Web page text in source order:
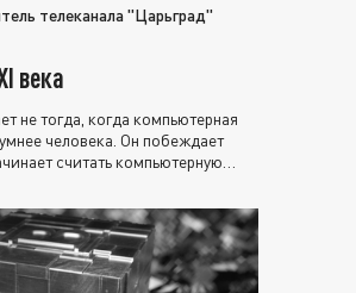
телеканала "Царьград"
века
не тогда, когда компьютерная
человека. Он побеждает
считать компьютерную